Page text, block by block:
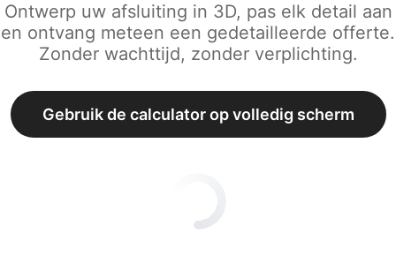
Ontwerp uw afsluiting in 3D, pas elk detail aan
en ontvang meteen een gedetailleerde offerte.
Zonder wachttijd, zonder verplichting.
Gebruik de calculator op volledig scherm